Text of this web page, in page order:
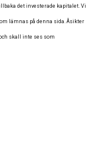
det investerade kapitalet. Vi
lämnas på denna sida. Åsikter
skall inte ses som